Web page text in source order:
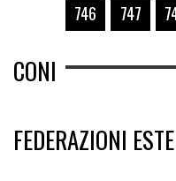
746
747
CONI
FEDERAZIONI